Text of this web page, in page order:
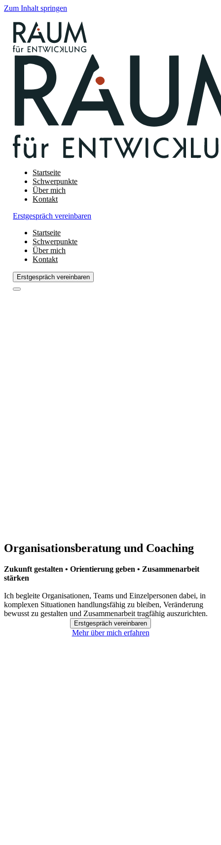
Zum Inhalt springen
Startseite
Schwerpunkte
Über mich
Kontakt
Erstgespräch vereinbaren
Startseite
Schwerpunkte
Über mich
Kontakt
Erstgespräch vereinbaren
Organisationsberatung und Coaching
Zukunft gestalten • Orientierung geben • Zusammenarbeit
stärken
Ich begleite Organisationen, Teams und Einzelpersonen dabei, in
komplexen Situationen handlungsfähig zu bleiben, Veränderung
bewusst zu gestalten und Zusammenarbeit tragfähig auszurichten.
Erstgespräch vereinbaren
Mehr über mich erfahren